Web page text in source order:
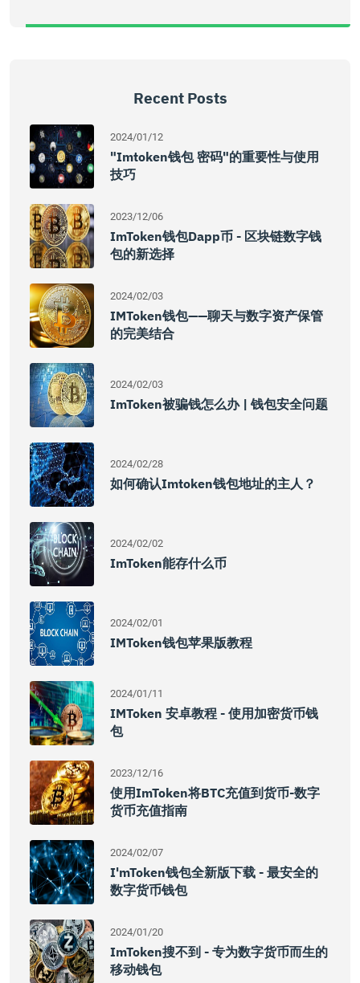
Recent Posts
2024/01/12
"imtoken钱包 密码"的重要性与使用
技巧
2023/12/06
ImToken钱包Dapp币 - 区块链数字钱
包的新选择
2024/02/03
IMToken钱包——聊天与数字资产保管
的完美结合
2024/02/03
ImToken被骗钱怎么办 | 钱包安全问题
2024/02/28
如何确认imtoken钱包地址的主人？
2024/02/02
ImToken能存什么币
2024/02/01
IMToken钱包苹果版教程
2024/01/11
IMToken 安卓教程 - 使用加密货币钱
包
2023/12/16
使用imToken将BTC充值到货币-数字
货币充值指南
2024/02/07
I'mToken钱包全新版下载 - 最安全的
数字货币钱包
2024/01/20
ImToken搜不到 - 专为数字货币而生的
移动钱包